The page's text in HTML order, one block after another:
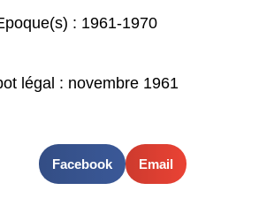
: 1961-1970
légal : novembre 1961
Facebook Email